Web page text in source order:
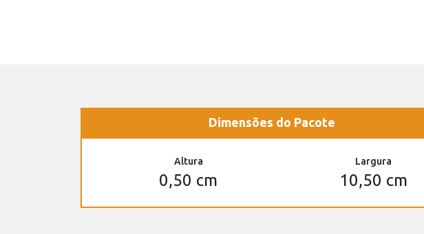
Dimensões do Pacote
Altura
0,50 cm
Largura
10,50 cm